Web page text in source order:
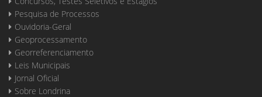
Pesquisa de Processos
Ouvidoria-Geral
Geoprocessamento
Georreferenciamento
Leis Municipais
Jornal Oficial
Sobre Londrina